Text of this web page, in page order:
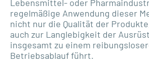
Lebensmittel- oder
regelmäßige Anwendung dieser
nicht nur die Qualität der
auch zur Langlebigkeit der
insgesamt zu einem
Betriebsablauf führt.